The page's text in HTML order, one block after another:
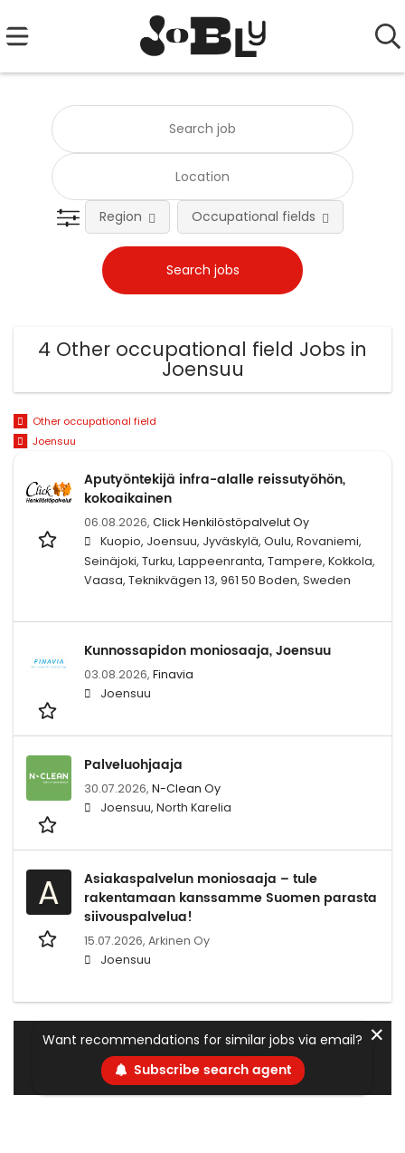
Region Occupational fields
4 Other occupational field Jobs in
Joensuu
Other occupational field
Joensuu
Aputyöntekijä infra-alalle reissutyöhön,
kokoaikainen
06.08.2026, Click Henkilöstöpalvelut Oy
Kuopio, Joensuu, Jyväskylä, Oulu, Rovaniemi,
Seinäjoki, Turku, Lappeenranta, Tampere, Kokkola,
Vaasa, Teknikvägen 13, 961 50 Boden, Sweden
Kunnossapidon moniosaaja, Joensuu
03.08.2026, Finavia
Joensuu
Palveluohjaaja
30.07.2026, N-Clean Oy
Joensuu, North Karelia
A
Asiakaspalvelun moniosaaja – tule
rakentamaan kanssamme Suomen parasta
siivouspalvelua!
15.07.2026, Arkinen Oy
Joensuu
Want recommendations for similar jobs via email?
Subscribe search agent
✕